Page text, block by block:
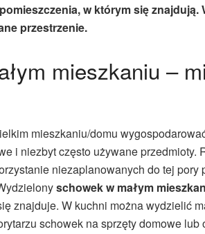
w którym się
przestrzenie.
mieszkaniu –
mieszkaniu/domu
i niezbyt często używane przedmioty.
niezaplanowanych do tej
schowekw małym
znajduje. W kuchni można wydzielić
schowek na sprzęty domowe lub